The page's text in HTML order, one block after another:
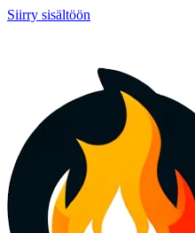
Siirry sisältöön